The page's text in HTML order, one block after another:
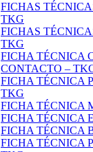
FICHAS
TKG
FICHAS
TKG
FICHA TÉCNICA
CONTACTO –
FICHA TÉCNICA
TKG
FICHA TÉCNICA
FICHA TÉCNICA
FICHA TÉCNICA
FICHA TÉCNICA